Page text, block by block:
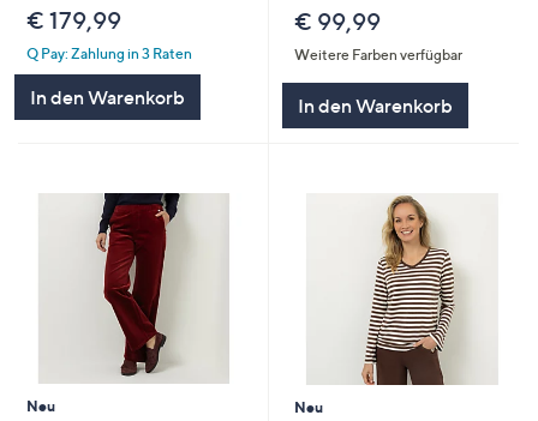
€ 179,99
Q Pay: Zahlung in 3 Raten
In den Warenkorb
€ 99,99
Weitere Farben verfügbar
In den Warenkorb
Neu
Neu